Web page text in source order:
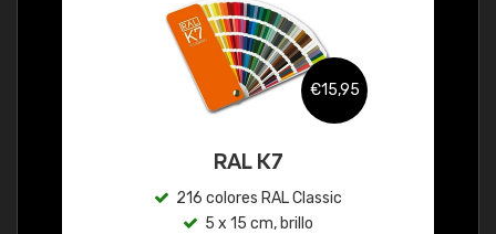
€15,95
RAL K7
216 colores RAL Classic
5 x 15 cm, brillo